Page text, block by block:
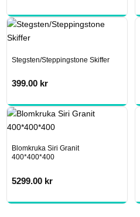
Stegsten/Steppingstone Skiffer
399.00 kr
Blomkruka Siri Granit
400*400*400
5299.00 kr